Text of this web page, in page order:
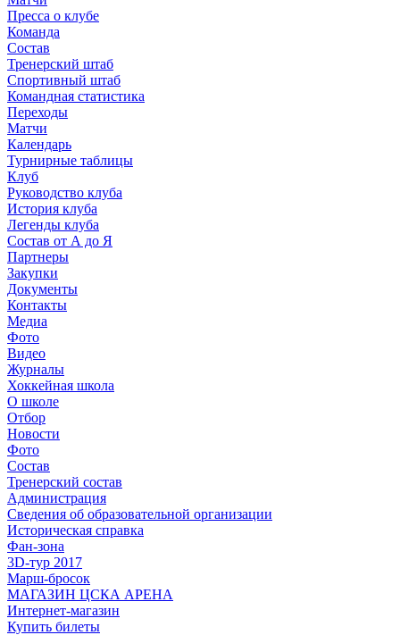
Пресса о клубе
Команда
Состав
Тренерский штаб
Спортивный штаб
Командная статистика
Переходы
Матчи
Календарь
Турнирные таблицы
Клуб
Руководство клуба
История клуба
Легенды клуба
Состав от А до Я
Партнеры
Закупки
Документы
Контакты
Медиа
Фото
Видео
Журналы
Хоккейная школа
О школе
Отбор
Новости
Фото
Состав
Тренерский состав
Администрация
Сведения об образовательной организации
Историческая справка
Фан-зона
3D-тур 2017
Марш-бросок
МАГАЗИН ЦСКА АРЕНА
Интернет-магазин
Купить билеты